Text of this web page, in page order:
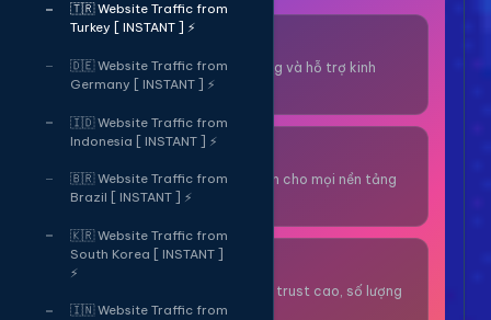
🇹🇷 Website Traffic from
Turkey [ INSTANT ] ⚡
🇩🇪 Website Traffic from
Germany [ INSTANT ] ⚡
🇮🇩 Website Traffic from
Indonesia [ INSTANT ] ⚡
🇧🇷 Website Traffic from
Brazil [ INSTANT ] ⚡
🇰🇷 Website Traffic from
South Korea [ INSTANT ]
⚡
🇮🇳 Website Traffic from
1000+ Dịch Vụ
Công cụ tăng trưởng và hỗ trợ kinh
doanh online.
Thuê OTP SĐT
Nhận code xác minh cho mọi nền tảng
tức thì.
OTP/Mua Gmail
Tài khoản gmail cổ, trust cao, số lượng
lớn.